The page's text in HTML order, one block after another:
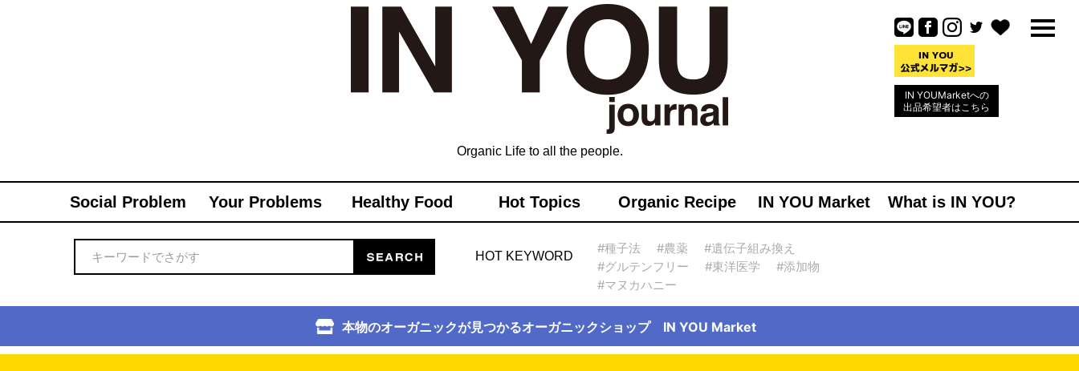
IN YOUMarketへの
出品希望者はこちら
Organic Life to all the people.
Social Problem Your Problems Healthy Food Hot Topics Organic Recipe IN YOU Market What is IN YOU?
HOT KEYWORD
#種子法 #農薬
#遺伝子組み換え
#グルテンフリー
#東洋医学
#添加物
#マヌカハニー
本物のオーガニックが見つかるオーガニックショップ IN YOU Market